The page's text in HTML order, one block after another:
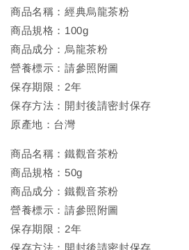
商品名稱：經典烏龍茶粉
商品規格：100g
商品成分：烏龍茶粉
營養標示：請參照附圖
保存期限：2年
保存方法：開封後請密封保存
原產地：台灣
商品名稱：鐵觀音茶粉
商品規格：50g
商品成分：鐵觀音茶粉
營養標示：請參照附圖
保存期限：2年
保存方法：開封後請密封保存